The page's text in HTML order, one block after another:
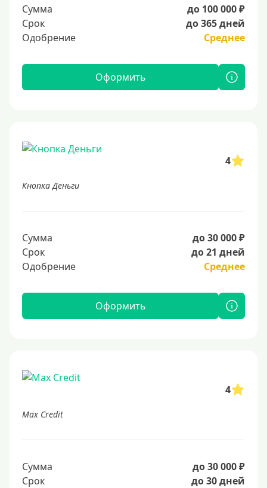
Сумма
до 100 000 ₽
Срок
до 365 дней
Одобрение
Среднее
Оформить
4
Кнопка Деньги
Сумма
до 30 000 ₽
Срок
до 21 дней
Одобрение
Среднее
Оформить
4
Max Credit
Сумма
до 30 000 ₽
Срок
до 30 дней